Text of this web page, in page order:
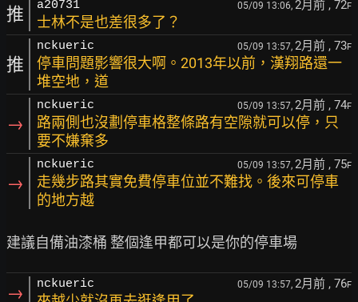
推 a20731 05/09 13:06, 2月前 , 72F
士林不是也差很多了？
推
nckueric 05/09 13:57, 2月前 , 73F
停車問題影響很大啊。2013年以前，漢翔路還一
堆空地，道
→
nckueric 05/09 13:57, 2月前 , 74F
路兩側也沒劃停車格整條路有空隙就可以停，只
要不嫌棄多
→
nckueric 05/09 13:57, 2月前 , 75F
走幾步路其實免費停車位並不難找。後來可停車
的地方越
→ nckueric 05/09 13:57, 2月前 , 76F